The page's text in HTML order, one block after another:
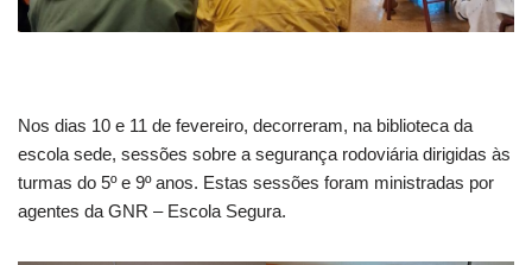
Nos dias 10 e 11 de fevereiro, decorreram, na biblioteca da
escola sede, sessões sobre a segurança rodoviária dirigidas às
turmas do 5º e 9º anos. Estas sessões foram ministradas por
agentes da GNR – Escola Segura.